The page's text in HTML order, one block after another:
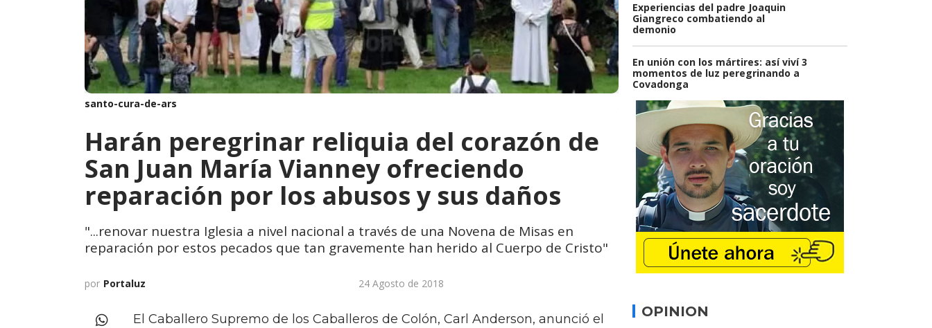
santo-cura-de-ars
Harán peregrinar reliquia del corazón de
San Juan María Vianney ofreciendo
reparación por los abusos y sus daños
"...renovar nuestra Iglesia a nivel nacional a través de una Novena de Misas en
reparación por estos pecados que tan gravemente han herido al Cuerpo de Cristo"
por Portaluz 24 Agosto de 2018
El Caballero Supremo de los Caballeros de Colón, Carl Anderson, anunció el
Experiencias del padre Joaquin
Giangreco combatiendo al
demonio
En unión con los mártires: así viví 3
momentos de luz peregrinando a
Covadonga
OPINION